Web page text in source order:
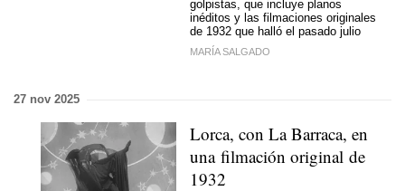
golpistas, que incluye planos
inéditos y las filmaciones originales
de 1932 que halló el pasado julio
MARÍA SALGADO
27 nov 2025
Lorca, con La Barraca, en
una filmación original de
1932